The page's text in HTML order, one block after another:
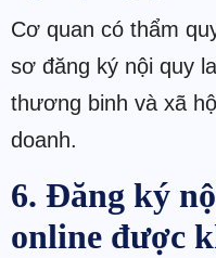
Cơ quan có thẩm
sơ đăng ký nội quy
thương binh và xã
doanh.
6. Đăng ký
online được